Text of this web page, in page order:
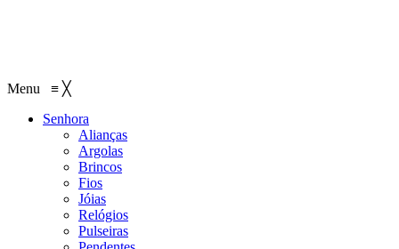
Menu ≡ ╳
Senhora
Alianças
Argolas
Brincos
Fios
Jóias
Relógios
Pulseiras